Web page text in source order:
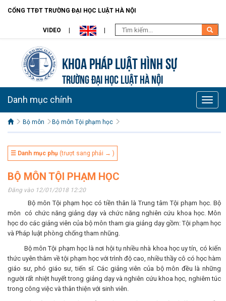
CỔNG TTĐT TRƯỜNG ĐẠI HỌC LUẬT HÀ NỘI
VIDEO
Khoa pháp luật Hình sự
TRƯỜNG ĐẠI HỌC LUẬT HÀ NỘI
Toggle
Danh mục chính
Bộ môn Bộ môn Tội phạm học
☰ Danh mục phụ (trượt sang phải → )
BỘ MÔN TỘI PHẠM HỌC
Đăng vào 12/01/2018 12:20
Bộ môn Tội phạm học có tiền thân là Trung tâm Tội phạm học. Bộ
môn có chức năng giảng dạy và chức năng nghiên cứu khoa học. Môn
học do các giảng viên của bộ môn tham gia giảng dạy gồm: Tội phạm học
và Pháp luật phòng chống tham nhũng.
Bộ môn Tội phạm học là nơi hội tụ nhiều nhà khoa học uy tín, có kiến
thức uyên thâm về tội phạm học với trình độ cao, nhiều thầy cô có học hàm
giáo sư, phó giáo sư, tiến sĩ. Các giảng viên của bộ môn đều là những
người rất nhiệt huyết trong giảng dạy và nghiên cứu khoa học, nghiêm túc
trong công việc và thân thiện với sinh viên.